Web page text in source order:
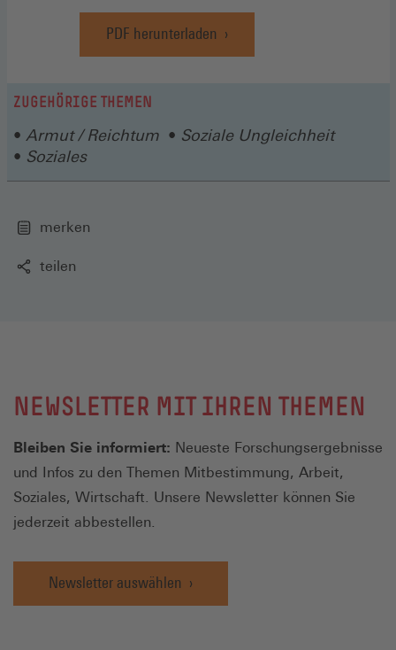
PDF herunterladen
ZUGEHÖRIGE THEMEN
Armut / Reichtum
Soziale Ungleichheit
Soziales
merken
teilen
NEWSLETTER MIT IHREN THEMEN
Bleiben Sie informiert: Neueste Forschungsergebnisse
und Infos zu den Themen Mitbestimmung, Arbeit,
Soziales, Wirtschaft. Unsere Newsletter können Sie
jederzeit abbestellen.
Newsletter auswählen